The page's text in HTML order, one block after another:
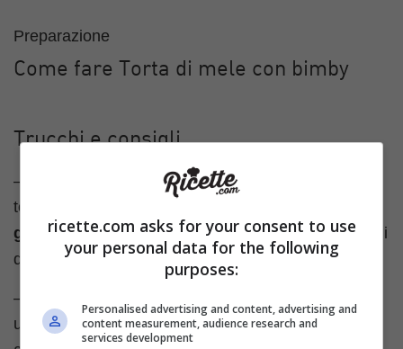
Preparazione
Come fare Torta di mele con bimby
Trucchi e consigli
– Per donare un profumo ancora più fruttato alla
torta di mele con bimby potete usare uno
gusto frutta(esempio albicocca o fragola) invece di
quello bianco.
– Se amate i sapori più rustici potete usare anche
un poco difarina integrale, stando attenti ad
ricette.com asks for your consent to use
your personal data for the following
purposes:
Personalised advertising and content, advertising and
content measurement, audience research and
services development